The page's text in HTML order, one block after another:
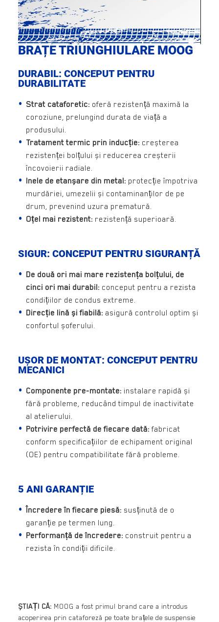
BRAȚE TRIUNGHIULARE MOOG
DURABIL: CONCEPUT PENTRU
DURABILITATE
Strat cataforetic: oferă rezistență maximă la
coroziune, prelungind durata de viață a
produsului.
Tratament termic prin inducție: creșterea
rezistenței bolțului și reducerea creșterii
încovoierii radiale.
Inele de etanșare din metal: protecție împotriva
murdăriei, umezelii și contaminanților de pe
drum, prevenind uzura prematură.
Oțel mai rezistent: rezistență superioară.
SIGUR: CONCEPUT PENTRU SIGURANȚĂ
De două ori mai mare rezistența bolțului, de
cinci ori mai durabil: conceput pentru a rezista
condițiilor de condus extreme.
Direcție lină și fiabilă: asigură controlul optim și
confortul șoferului.
UȘOR DE MONTAT: CONCEPUT PENTRU
MECANICI
Componente pre-montate: instalare rapidă și
fără probleme, reducând timpul de inactivitate
al atelierului.
Potrivire perfectă de fiecare dată: fabricat
conform specificațiilor de echipament original
(OE) pentru compatibilitate fără probleme.
5 ANI GARANȚIE
Încredere în fiecare piesă: susținută de o
garanție pe termen lung.
Performanță de încredere: construit pentru a
rezista în condiții dificile.
ȘTIAȚI CĂ: MOOG a fost primul brand care a introdus
acoperirea prin cataforeză pe toate brațele de suspensie